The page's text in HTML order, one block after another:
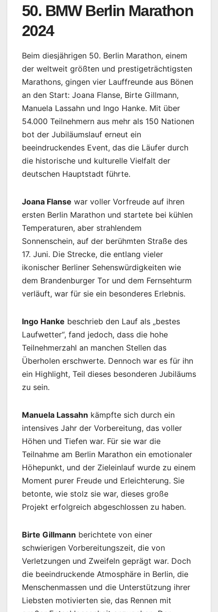
50. BMW Berlin Marathon
2024
Beim diesjährigen 50. Berlin Marathon, einem
der weltweit größten und prestigeträchtigsten
Marathons, gingen vier Lauffreunde aus Bönen
an den Start: Joana Flanse, Birte Gillmann,
Manuela Lassahn und Ingo Hanke. Mit über
54.000 Teilnehmern aus mehr als 150 Nationen
bot der Jubiläumslauf erneut ein
beeindruckendes Event, das die Läufer durch
die historische und kulturelle Vielfalt der
deutschen Hauptstadt führte.
Joana Flanse war voller Vorfreude auf ihren
ersten Berlin Marathon und startete bei kühlen
Temperaturen, aber strahlendem
Sonnenschein, auf der berühmten Straße des
17. Juni. Die Strecke, die entlang vieler
ikonischer Berliner Sehenswürdigkeiten wie
dem Brandenburger Tor und dem Fernsehturm
verläuft, war für sie ein besonderes Erlebnis.
Ingo Hanke beschrieb den Lauf als „bestes
Laufwetter“, fand jedoch, dass die hohe
Teilnehmerzahl an manchen Stellen das
Überholen erschwerte. Dennoch war es für ihn
ein Highlight, Teil dieses besonderen Jubiläums
zu sein.
Manuela Lassahn kämpfte sich durch ein
intensives Jahr der Vorbereitung, das voller
Höhen und Tiefen war. Für sie war die
Teilnahme am Berlin Marathon ein emotionaler
Höhepunkt, und der Zieleinlauf wurde zu einem
Moment purer Freude und Erleichterung. Sie
betonte, wie stolz sie war, dieses große
Projekt erfolgreich abgeschlossen zu haben.
Birte Gillmann berichtete von einer
schwierigen Vorbereitungszeit, die von
Verletzungen und Zweifeln geprägt war. Doch
die beeindruckende Atmosphäre in Berlin, die
Menschenmassen und die Unterstützung ihrer
Liebsten motivierten sie, das Rennen mit